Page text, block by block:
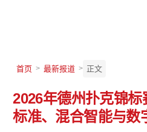
首页 > 最新报道 > 正文
2026年德州扑克锦标
标准、混合智能与数